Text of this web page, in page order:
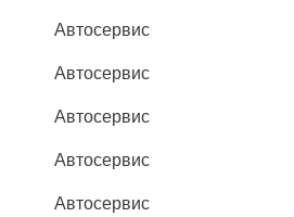
Автосервис
Автосервис
Автосервис
Автосервис
Автосервис